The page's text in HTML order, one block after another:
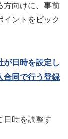
方向けに、事前
ントをピック
が日時を設定し
合同で行う登録
日時を調整す